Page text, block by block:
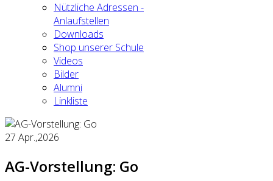
Nützliche Adressen -
Anlaufstellen
Downloads
Shop unserer Schule
Videos
Bilder
Alumni
Linkliste
27 Apr.,2026
AG-Vorstellung: Go